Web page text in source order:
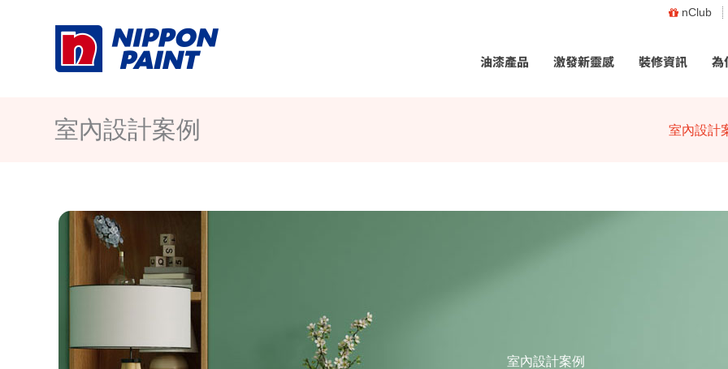
nClub
油漆產品 激發新靈感 裝修資訊 為
室內設計案例 室內設計
室內設計案例